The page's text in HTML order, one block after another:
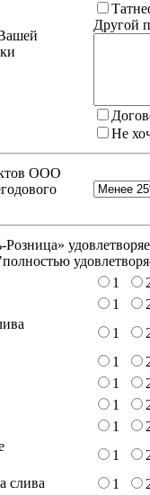
Другой
Не
ООО
1
1
1
1
1
1
1
1
слива
1